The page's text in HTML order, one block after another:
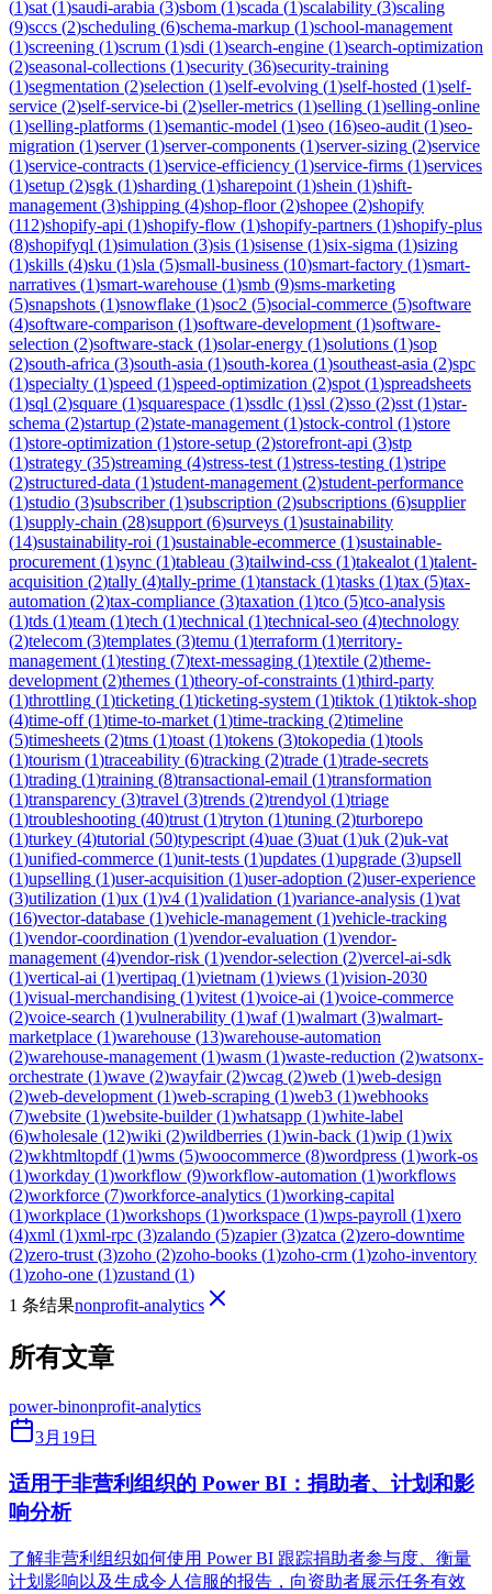
(1)sat (1)saudi-arabia (3)sbom (1)scada (1)scalability (3)scaling
(9)sccs (2)scheduling (6)schema-markup (1)school-management
(1)screening (1)scrum (1)sdi (1)search-engine (1)search-optimization
(2)seasonal-collections (1)security (36)security-training
(1)segmentation (2)selection (1)self-evolving (1)self-hosted (1)self-
service (2)self-service-bi (2)seller-metrics (1)selling (1)selling-online
(1)selling-platforms (1)semantic-model (1)seo (16)seo-audit (1)seo-
migration (1)server(1)server-components (1)server-sizing (2)service
(1)service-contracts (1)service-efficiency (1)service-firms (1)services
(1)setup (2)sgk (1)sharding (1)sharepoint (1)shein (1)shift-
management (3)shipping (4)shop-floor(2)shopee (2)shopify
(112)shopify-api (1)shopify-flow (1)shopify-partners (1)shopify-plus
(8)shopifyql (1)simulation (3)sis (1)sisense (1)six-sigma (1)sizing
(1)skills (4)sku (1)sla (5)small-business (10)smart-factory (1)smart-
narratives (1)smart-warehouse (1)smb (9)sms-marketing
(5)snapshots (1)snowflake (1)soc2 (5)social-commerce (5)software
(4)software-comparison (1)software-development (1)software-
selection (2)software-stack (1)solar-energy (1)solutions (1)sop
(2)south-africa (3)south-asia (1)south-korea (1)southeast-asia (2)spc
(1)specialty (1)speed (1)speed-optimization (2)spot (1)spreadsheets
(1)sql (2)square (1)squarespace (1)ssdlc (1)ssl (2)sso (2)sst (1)star-
schema (2)startup (2)state-management (1)stock-control (1)store
(1)store-optimization (1)store-setup (2)storefront-api (3)stp
(1)strategy (35)streaming (4)stress-test (1)stress-testing (1)stripe
(2)structured-data (1)student-management (2)student-performance
(1)studio (3)subscriber(1)subscription (2)subscriptions (6)supplier
(1)supply-chain (28)support (6)surveys (1)sustainability
(14)sustainability-roi (1)sustainable-ecommerce (1)sustainable-
procurement (1)sync (1)tableau (3)tailwind-css (1)takealot (1)talent-
acquisition (2)tally (4)tally-prime (1)tanstack (1)tasks (1)tax (5)tax-
automation (2)tax-compliance (3)taxation (1)tco (5)tco-analysis
(1)tds (1)team (1)tech (1)technical (1)technical-seo (4)technology
(2)telecom (3)templates (3)temu (1)terraform (1)territory-
management (1)testing (7)text-messaging (1)textile (2)theme-
development (2)themes (1)theory-of-constraints (1)third-party
(1)throttling (1)ticketing (1)ticketing-system (1)tiktok (1)tiktok-shop
(4)time-off(1)time-to-market (1)time-tracking (2)timeline
(5)timesheets (2)tms (1)toast (1)tokens (3)tokopedia (1)tools
(1)tourism (1)traceability (6)tracking (2)trade (1)trade-secrets
(1)trading (1)training (8)transactional-email (1)transformation
(1)transparency (3)travel (3)trends (2)trendyol (1)triage
(1)troubleshooting (40)trust (1)tryton (1)tuning (2)turborepo
(1)turkey (4)tutorial (50)typescript (4)uae (3)uat (1)uk (2)uk-vat
(1)unified-commerce (1)unit-tests (1)updates (1)upgrade (3)upsell
(1)upselling (1)user-acquisition (1)user-adoption (2)user-experience
(3)utilization (1)ux (1)v4 (1)validation (1)variance-analysis (1)vat
(16)vector-database (1)vehicle-management (1)vehicle-tracking
(1)vendor-coordination (1)vendor-evaluation (1)vendor-
management (4)vendor-risk (1)vendor-selection (2)vercel-ai-sdk
(1)vertical-ai (1)vertipaq (1)vietnam (1)views (1)vision-2030
(1)visual-merchandising (1)vitest (1)voice-ai (1)voice-commerce
(2)voice-search (1)vulnerability (1)waf(1)walmart (3)walmart-
marketplace (1)warehouse (13)warehouse-automation
(2)warehouse-management (1)wasm (1)waste-reduction (2)watsonx-
orchestrate (1)wave (2)wayfair(2)wcag (2)web (1)web-design
(2)web-development (1)web-scraping (1)web3 (1)webhooks
(7)website (1)website-builder(1)whatsapp (1)white-label
(6)wholesale (12)wiki (2)wildberries (1)win-back (1)wip (1)wix
(2)wkhtmltopdf(1)wms (5)woocommerce (8)wordpress (1)work-os
(1)workday (1)workflow (9)workflow-automation (1)workflows
(2)workforce (7)workforce-analytics (1)working-capital
(1)workplace (1)workshops (1)workspace (1)wps-payroll (1)xero
(4)xml (1)xml-rpc (3)zalando (5)zapier(3)zatca (2)zero-downtime
(2)zero-trust (3)zoho (2)zoho-books (1)zoho-crm (1)zoho-inventory
(1)zoho-one (1)zustand (1)
1 条结果nonprofit-analytics
所有文章
power-binonprofit-analytics
3月19日
适用于非营利组织的 Power BI：捐助者、计划和影
响分析
了解非营利组织如何使用 Power BI 跟踪捐助者参与度、衡量
计划影响以及生成令人信服的报告，向资助者展示任务有效